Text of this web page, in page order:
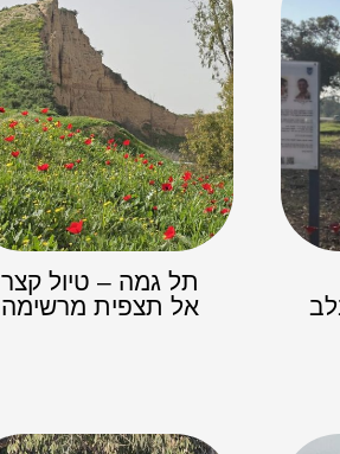
תל גמה – טיול קצר
אל תצפית מרשימה